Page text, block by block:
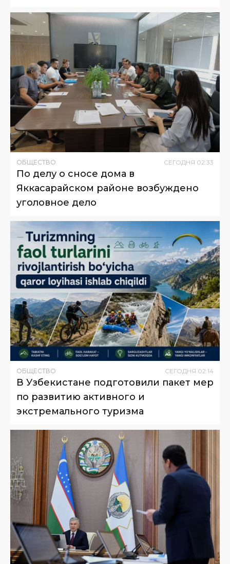
ОБЩЕСТВО СЕГОДНЯ 02:33
По делу о сносе дома в
Яккасарайском районе возбуждено
уголовное дело
ОБЩЕСТВО СЕГОДНЯ 02:14
В Узбекистане подготовили пакет мер
по развитию активного и
экстремального туризма